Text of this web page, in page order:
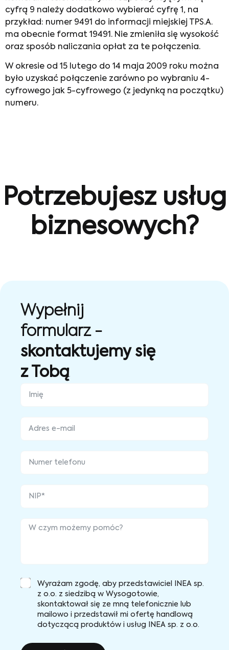
cyfrą 9 należy dodatkowo wybierać cyfrę 1, na
przykład: numer 9491 do informacji miejskiej TPS.A.
ma obecnie format 19491. Nie zmieniła się wysokość
oraz sposób naliczania opłat za te połączenia.
W okresie od 15 lutego do 14 maja 2009 roku można
było uzyskać połączenie zarówno po wybraniu 4-
cyfrowego jak 5-cyfrowego (z jedynką na początku)
numeru.
Potrzebujesz usług
biznesowych?
Wypełnij
formularz -
skontaktujemy się
z Tobą
Wyrażam zgodę, aby przedstawiciel INEA sp.
z o.o. z siedzibą w Wysogotowie,
skontaktował się ze mną telefonicznie lub
mailowo i przedstawił mi ofertę handlową
dotyczącą produktów i usług INEA sp. z o.o.